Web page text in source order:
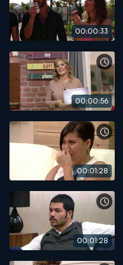
00:00:33
00:00:56
00:01:28
00:01:28